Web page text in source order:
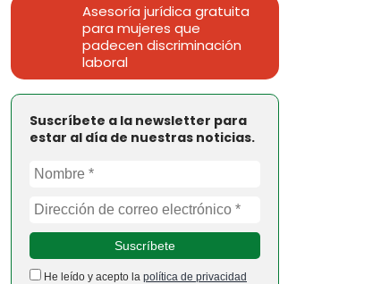
Asesoría jurídica gratuita
para mujeres que
padecen discriminación
laboral
Suscríbete a la newsletter para
estar al día de nuestras noticias.
He leído y acepto la política de privacidad